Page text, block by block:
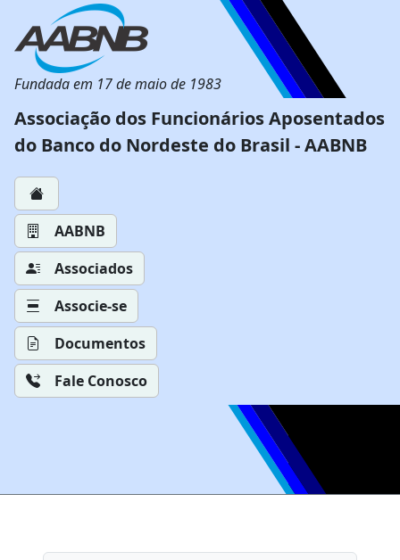
Fundada em 17 de maio de 1983
Associação dos Funcionários Aposentados
do Banco do Nordeste do Brasil - AABNB
AABNB
Associados
Associe-se
Documentos
Fale Conosco